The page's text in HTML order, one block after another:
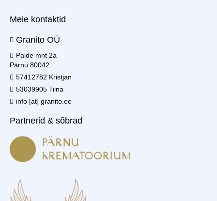
Meie kontaktid
Granito OÜ
Paide mnt 2a
Pärnu 80042
57412782 Kristjan
53039905 Tiina
info [at] granito.ee
Partnerid & sõbrad